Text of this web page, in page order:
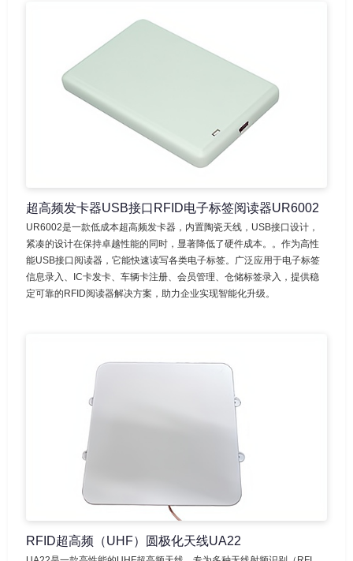
超高频发卡器USB接口RFID电子标签阅读器UR6002
UR6002是一款低成本超高频发卡器，内置陶瓷天线，USB接口设计，​
紧凑的设计​在保持卓越性能的同时，显著降低了硬件成本。​。作为高性
能USB接口阅读器，它能快速读写各类电子标签。广泛应用于电子标签
信息录入、IC卡发卡、车辆卡注册、会员管理、仓储标签录入，提供稳
定可靠的RFID阅读器解决方案，助力企业实现智能化升级。
RFID超高频（UHF）圆极化天线UA22